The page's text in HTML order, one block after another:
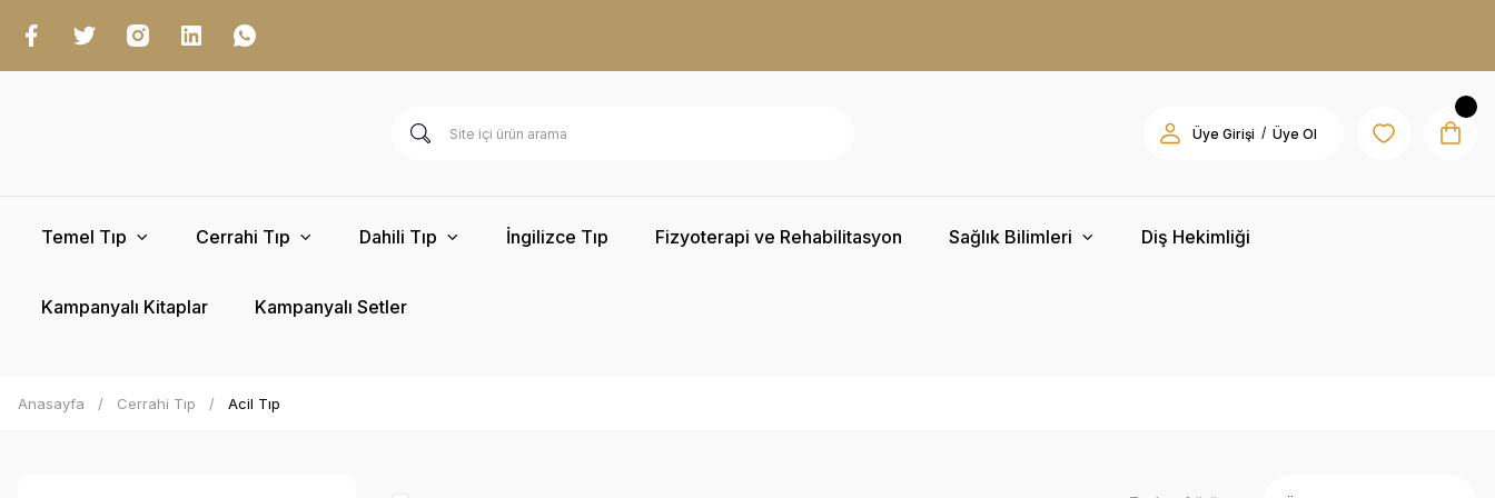
Üye Girişi / Üye Ol
Temel Tıp Cerrahi Tıp Dahili Tıp İngilizce Tıp Fizyoterapi ve Rehabilitasyon Sağlık Bilimleri Diş Hekimliği
Kampanyalı Kitaplar Kampanyalı Setler
Anasayfa Cerrahi Tıp Acil Tıp